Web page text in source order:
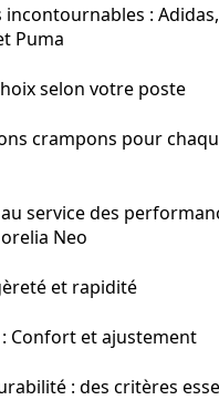
incontournables : Adidas,
Puma
selon votre poste
crampons pour
service des
Neo
et rapidité
Confort et ajustement
: des critères